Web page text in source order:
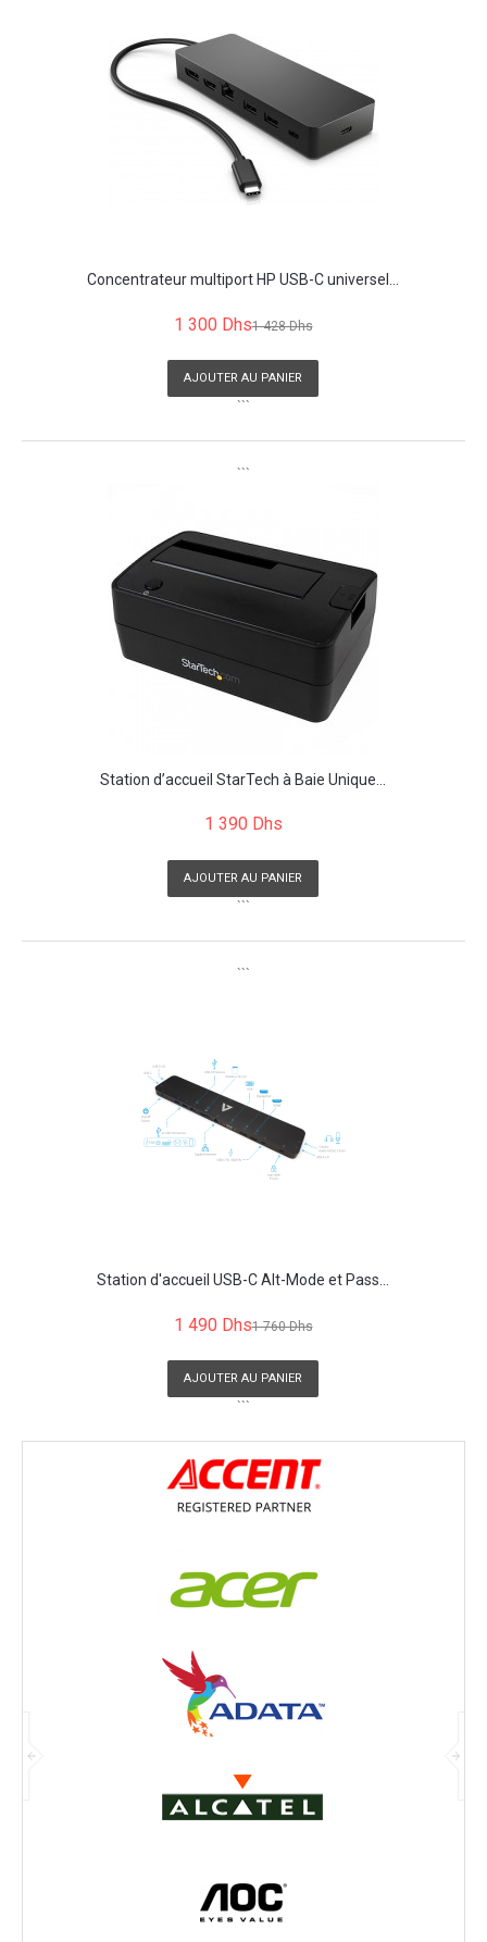
Concentrateur multiport HP USB-C universel...
1 300 Dhs1 428 Dhs
AJOUTER AU PANIER
```
```
Station d’accueil StarTech à Baie Unique...
1 390 Dhs
AJOUTER AU PANIER
```
```
Station d'accueil USB-C Alt-Mode et Pass...
1 490 Dhs1 760 Dhs
AJOUTER AU PANIER
```